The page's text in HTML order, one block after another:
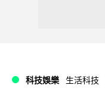
科技娛樂 生活科技